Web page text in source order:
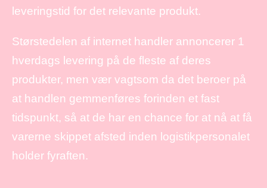
leveringstid for det relevante produkt.
Størstedelen af internet handler annoncerer 1
hverdags levering på de fleste af deres
produkter, men vær vagtsom da det beroer på
at handlen gemmenføres forinden et fast
tidspunkt, så at de har en chance for at nå at få
varerne skippet afsted inden logistikpersonalet
holder fyraften.